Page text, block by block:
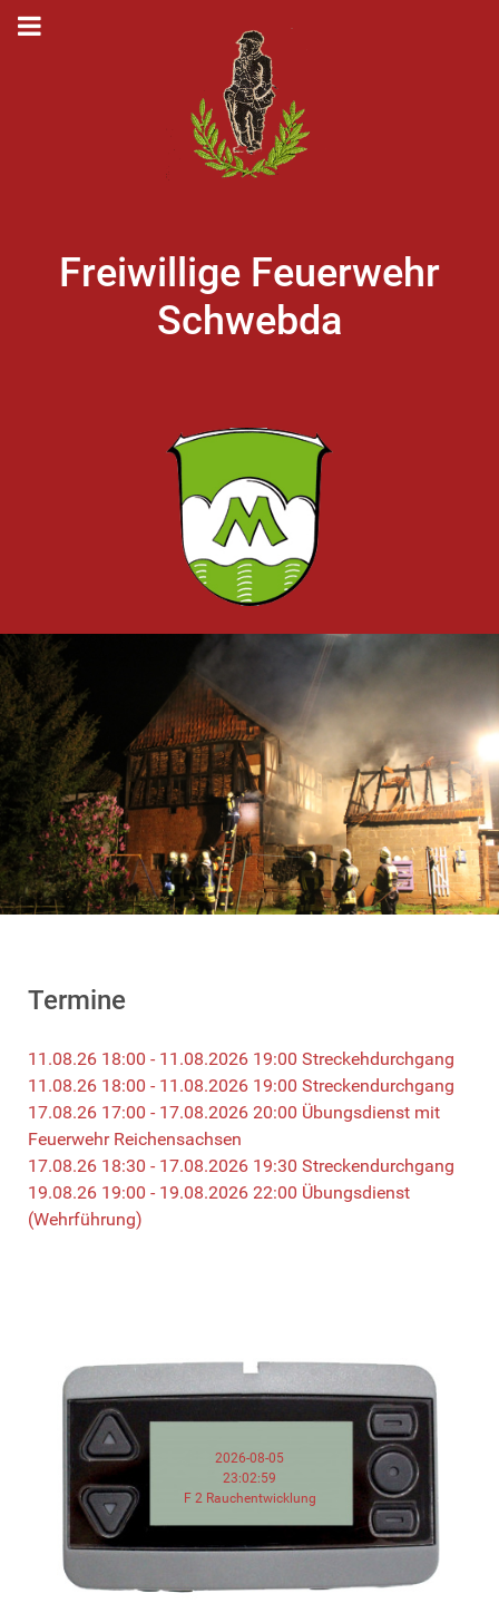
Freiwillige Feuerwehr
Schwebda
Termine
11.08.26 18:00 - 11.08.2026 19:00 Streckehdurchgang
11.08.26 18:00 - 11.08.2026 19:00 Streckendurchgang
17.08.26 17:00 - 17.08.2026 20:00 Übungsdienst mit
Feuerwehr Reichensachsen
17.08.26 18:30 - 17.08.2026 19:30 Streckendurchgang
19.08.26 19:00 - 19.08.2026 22:00 Übungsdienst
(Wehrführung)
2026-08-05
23:02:59
F 2 Rauchentwicklung